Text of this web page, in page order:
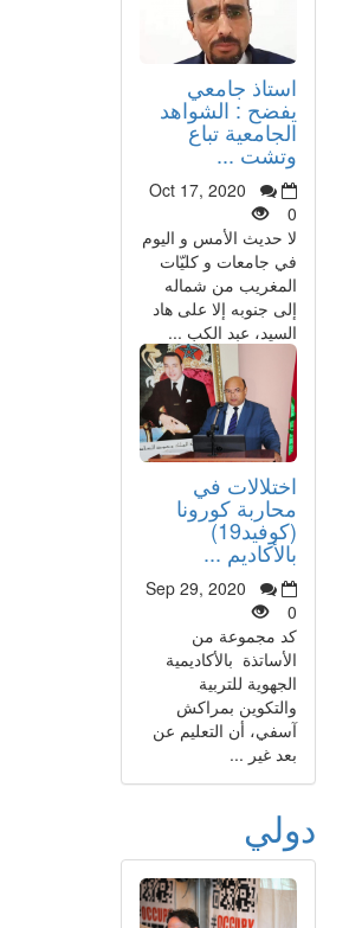
استاذ جامعي
يفضح : الشواهد
الجامعية تباع
وتشت ...
Oct 17, 2020
0
لا حديث الأمس و اليوم
في جامعات و كليّات
المغريب من شماله
إلى جنوبه إلا على هاد
السيد، عبد الكب ...
اختلالات في
محاربة كورونا
(كوفيد19)
بالأكاديم ...
Sep 29, 2020
0
كد مجموعة من
الأساتذة بالأكاديمية
الجهوية للتربية
والتكوين بمراكش
آسفي، أن التعليم عن
بعد غير ...
دولي